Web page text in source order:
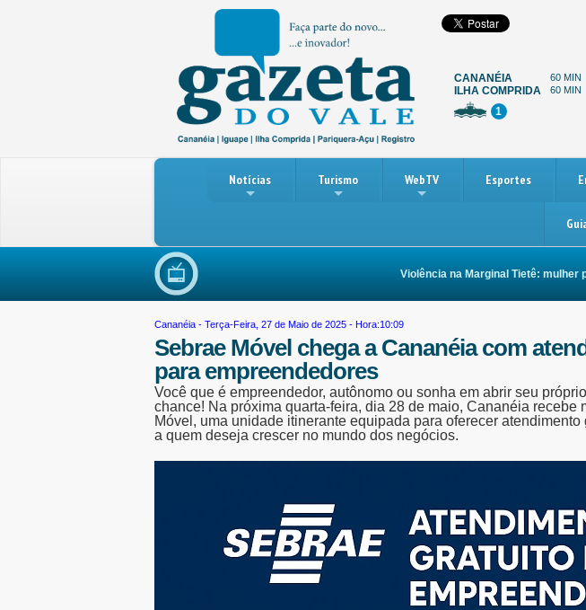
CANANÉIA 60 MIN
ILHA COMPRIDA 60 MIN
1
Notícias Turismo WebTV Esportes
Violência na Marginal Tietê: mulher
Cananéia - Terça-Feira, 27 de Maio de 2025 - Hora:10:09
Sebrae Móvel chega a Cananéia com
para empreendedores
Você que é empreendedor, autônomo ou sonha em abrir seu
chance! Na próxima quarta-feira, dia 28 de maio, Cananéia recebe
Móvel, uma unidade itinerante equipada para oferecer
a quem deseja crescer no mundo dos negócios.